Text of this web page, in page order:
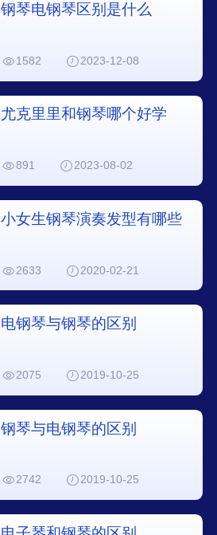
钢琴电钢琴区别是什么
1582 2023-12-08
尤克里里和钢琴哪个好学
891 2023-08-02
小女生钢琴演奏发型有哪些
2633 2020-02-21
电钢琴与钢琴的区别
2075 2019-10-25
钢琴与电钢琴的区别
2742 2019-10-25